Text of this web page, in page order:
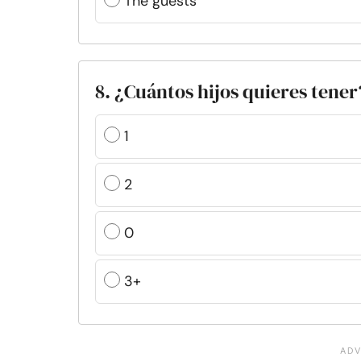
8. ¿Cuántos hijos quieres
1
2
0
3+